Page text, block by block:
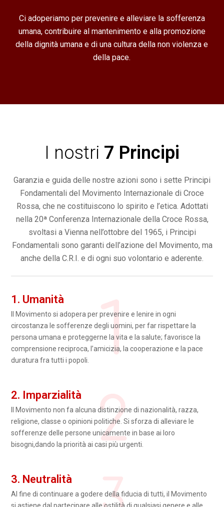
Ci adoperiamo per prevenire e alleviare la sofferenza
umana, contribuire al mantenimento e alla promozione
della dignità umana e di una cultura della non violenza e
della pace.
I nostri 7 Principi
Garanzia e guida delle nostre azioni sono i sette Principi
Fondamentali del Movimento Internazionale di Croce
Rossa, che ne costituiscono lo spirito e l’etica. Adottati
nella 20ª Conferenza Internazionale della Croce Rossa,
svoltasi a Vienna nell’ottobre del 1965, i Principi
Fondamentali sono garanti dell’azione del Movimento, ma
anche della C.R.I. e di ogni suo volontario e aderente.
1. Umanità
Il Movimento si adopera per prevenire e lenire in ogni
circostanza le sofferenze degli uomini, per far rispettare la
persona umana e proteggerne la vita e la salute; favorisce la
comprensione reciproca, l’amicizia, la cooperazione e la pace
duratura fra tutti i popoli.
2. Imparzialità
Il Movimento non fa alcuna distinzione di nazionalità, razza,
religione, classe o opinioni politiche. Si sforza di alleviare le
sofferenze delle persone unicamente in base ai loro
bisogni,dando la priorità ai casi più urgenti.
3. Neutralità
Al fine di continuare a godere della fiducia di tutti, il Movimento